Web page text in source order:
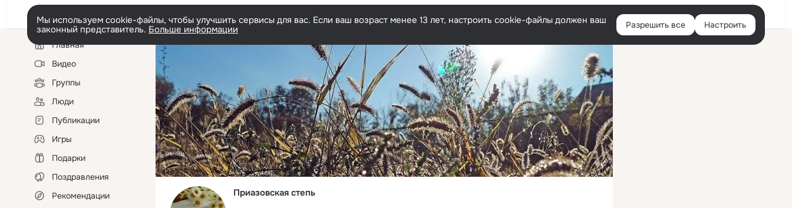
Войти
Мы используем cookie-файлы, чтобы улучшить сервисы для вас. Если ваш возраст менее 13 лет, настроить cookie-файлы должен ваш
законный представитель. Больше информации Разрешить все Настроить
Левая
колонкаГлавная
Видео
Группы
Люди
Публикации
Игры
Подарки
Поздравления
Рекомендации
Приазовская степь